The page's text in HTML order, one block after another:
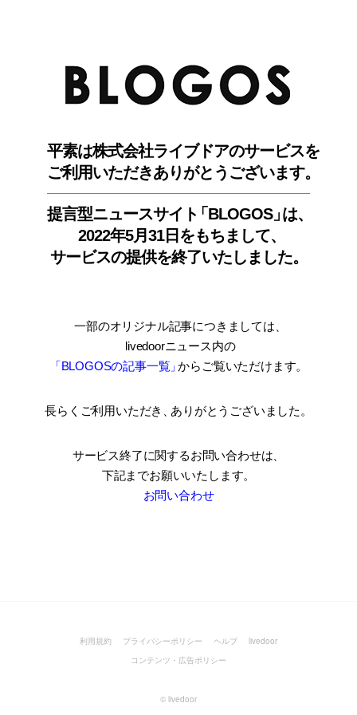
平素は株式会社ライブドアのサービスを
ご利用いただきありがとうございます。
提言型ニュースサイ ト「BLOGOS」は、
2022年5月31日をもちまして、
サービスの提供を終了いたしました。
一部のオリジナル記事につきましては
livedoorニュース内の
「BLOGOSの記事一覧」からご覧いただけます。
長らくご利用いただき ありがとうございました。
サービス終了に関するお問い合わせは、
下記までお願いいたします。
お問い合わせ
利用規約 プライバシーポリシー ヘルプ
livedoor
コンテンツ・広告ポリシー
© livedoor